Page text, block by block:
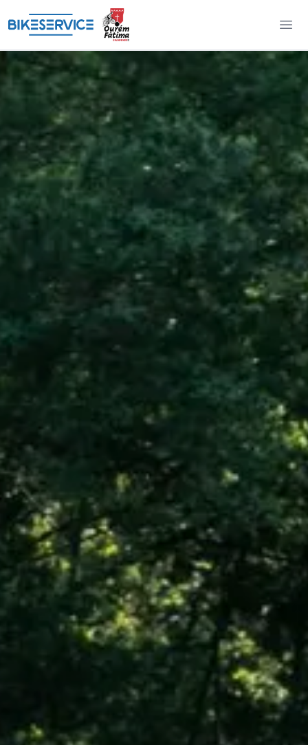
Ourém Fátima Granfondo